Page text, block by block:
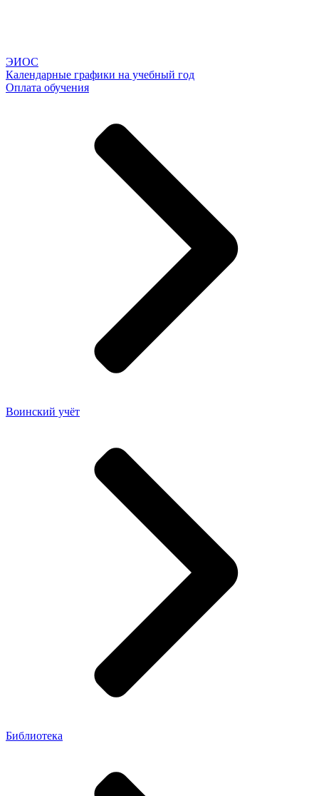
ЭИОС
Календарные графики на учебный год
Оплата обучения
Воинский учёт
Библиотека